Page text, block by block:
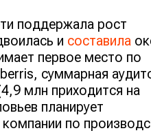
поддержала рост
и составила
первое место по
суммарная
млн приходится на
планирует
по